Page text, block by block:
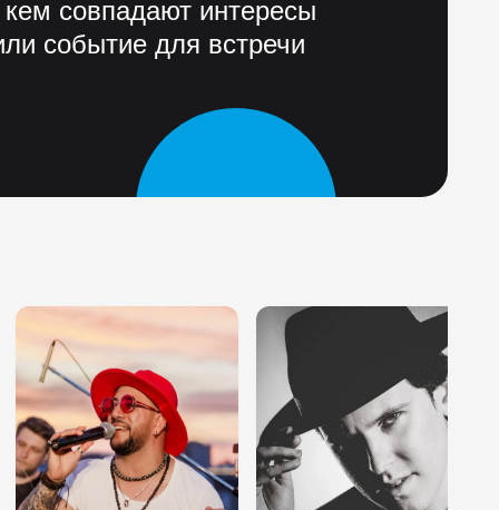
совпадают интересы
событие для встречи